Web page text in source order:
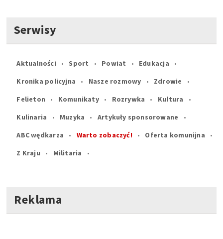
Serwisy
Aktualności Sport Powiat
Edukacja
Kronika policyjna
Nasze rozmowy
Zdrowie
Felieton
Komunikaty Rozrywka
Kultura
Kulinaria
Muzyka
Artykuły sponsorowane
ABC wędkarza
Warto zobaczyć!
Oferta komunijna
Z Kraju
Militaria
Reklama